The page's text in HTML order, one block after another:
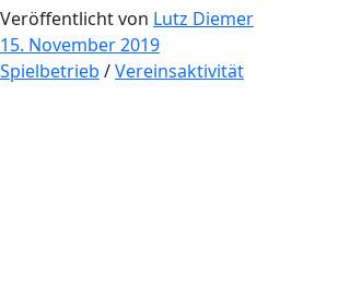
Veröffentlicht von Lutz Diemer
15. November 2019
Spielbetrieb /Vereinsaktivität